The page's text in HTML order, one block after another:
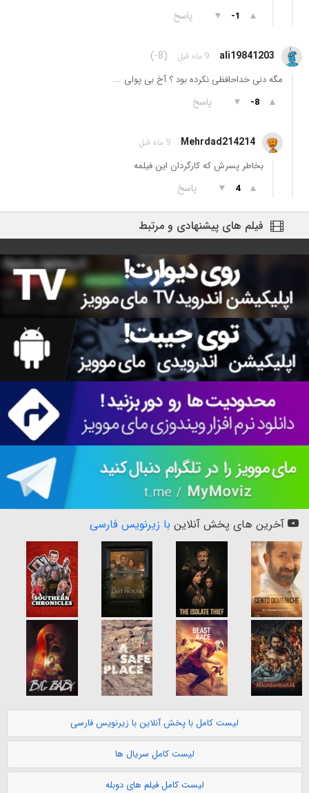
▲
-1
▼ پاسخ
ali19841203 9 ماه قبل (-8)
مگه دنی خداحافظی نکرده بود ؟ آخ بی پولی ...
▲
-8
▼ پاسخ
Mehrdad214214 9 ماه قبل
بخاطر پسرش که کارگردان این فیلمه
▲
4
▼ پاسخ
فیلم های پیشنهادی و مرتبط
آخرین های پخش آنلاین با زیرنویس فارسی
لیست کامل با پخش آنلاین با زیرنویس فارسی
لیست کامل سریال ها
لیست کامل فیلم های دوبله